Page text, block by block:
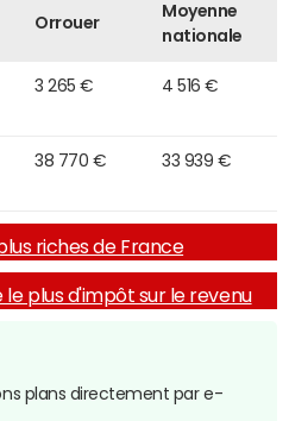
Orrouer
Moyenne
nationale
3 265 € 4 516 €
38 770 € 33 939 €
riches de France
le plus d'impôt sur le revenu
plans directement par e-